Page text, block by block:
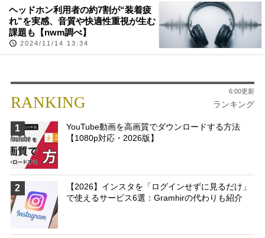
ヘッドホン利用者の約7割が“装着疲
れ”を実感、音質や快適性重視が生む
課題も【nwm調べ】
2024/11/14 13:34
RANKING ランキング
6:00更新
1
YouTube動画を高画質でダウンロードする方法
【1080p対応・2026版】
2
【2026】インスタを「ログインせずに見るだけ」
で使えるサービス6選：Gramhirの代わりも紹介